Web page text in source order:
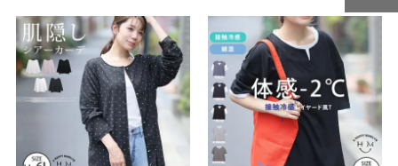
ページトッ
プへ
ページトッ
プへ